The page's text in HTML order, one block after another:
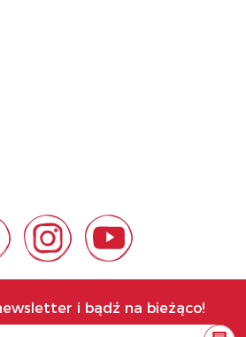
i bądź na bieżąco!